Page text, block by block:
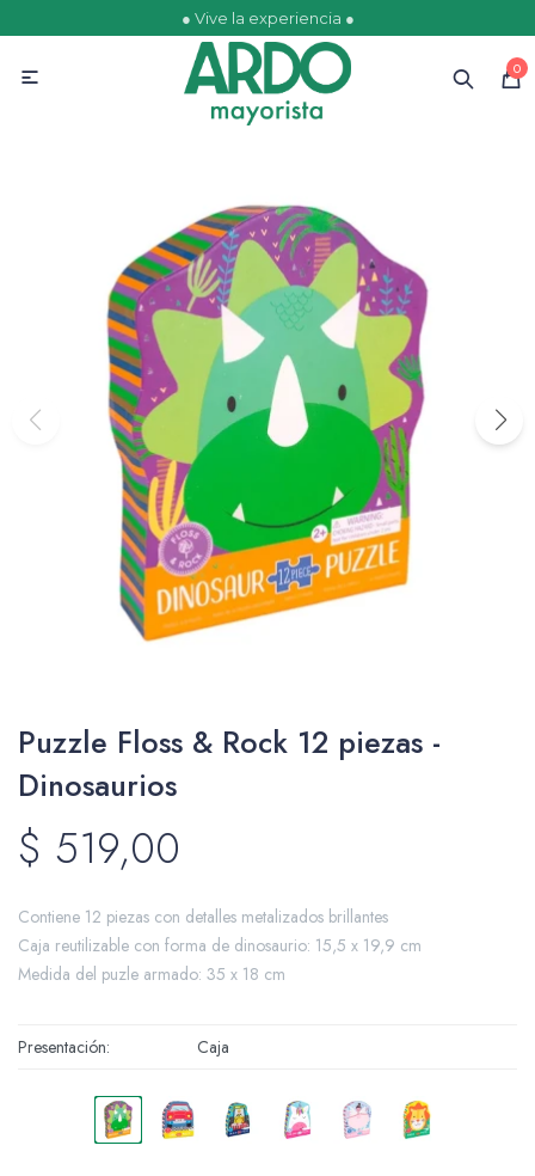
● Vive la experiencia ●
0

Puzzle Floss & Rock 12 piezas -
Dinosaurios
$ 519,00
Contiene 12 piezas con detalles metalizados brillantes
Caja reutilizable con forma de dinosaurio: 15,5 x 19,9 cm
Medida del puzle armado: 35 x 18 cm
Presentación Caja
Ofertas Escolares
Comestibles
Papelería
Juguetería
Packing y Regalaría
Maquillaje
Accesorios